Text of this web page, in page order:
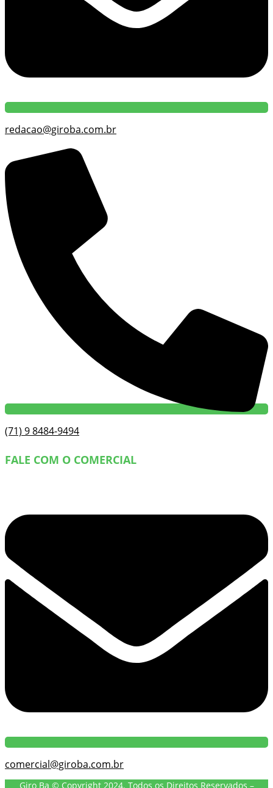
redacao@giroba.com.br
(71) 9 8484-9494
FALE COM O COMERCIAL
comercial@giroba.com.br
Giro Ba © Copyright 2024. Todos os Direitos Reservados –